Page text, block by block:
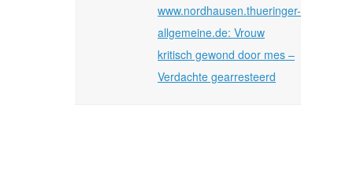
www.nordhausen.thueringer-
allgemeine.de: Vrouw
kritisch gewond door mes –
Verdachte gearresteerd